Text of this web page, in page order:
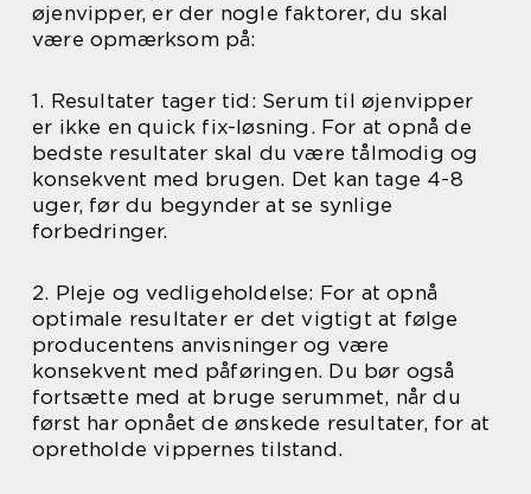
øjenvipper, er der nogle faktorer, du skal
være opmærksom på:
1. Resultater tager tid: Serum til øjenvipper
er ikke en quick fix-løsning. For at opnå de
bedste resultater skal du være tålmodig og
konsekvent med brugen. Det kan tage 4-8
uger, før du begynder at se synlige
forbedringer.
2. Pleje og vedligeholdelse: For at opnå
optimale resultater er det vigtigt at følge
producentens anvisninger og være
konsekvent med påføringen. Du bør også
fortsætte med at bruge serummet, når du
først har opnået de ønskede resultater, for at
opretholde vippernes tilstand.